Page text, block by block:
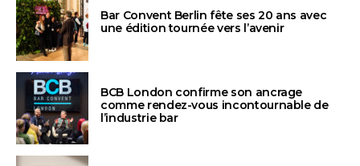
Bar Convent Berlin fête ses 20 ans avec
une édition tournée vers l’avenir
BCB London confirme son ancrage
comme rendez-vous incontournable de
l’industrie bar